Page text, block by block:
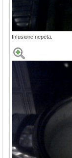
Infusione nepeta.